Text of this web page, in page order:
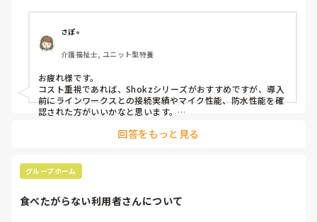
入を検討しています。
アプリで確認とれているもの以外でできるだけコスパの良い
ものを探しています
さぽ⭐︎
介護福祉士, ユニット型特養
お疲れ様です。
コスト重視であれば、Shokzシリーズがおすすめですが、導入
前にラインワークスとの接続実績やマイク性能、防水性能を確
認された方がいいかなと思います。
また、入浴介助など使用環境によって必要な性能が変わるた
回答をもっと見る
グループホーム
食べたがらない利用者さんについて